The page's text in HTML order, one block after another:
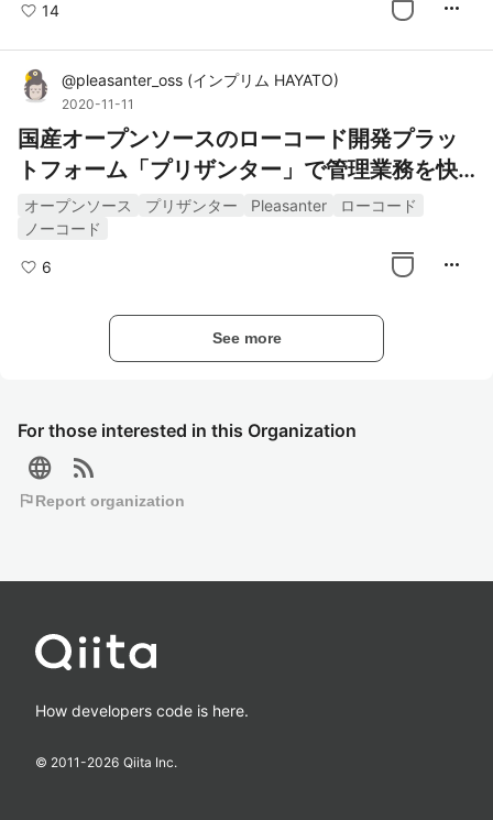
For those interested in this Organization
language rss_feed
flagReport organization
14 more_horiz
@pleasanter_oss (インプリム HAYATO)
2020-11-11
国産オープンソースのローコード開発プラッ
トフォーム「プリザンター」で管理業務を快
適に
オープンソース プリザンター Pleasanter
ローコード
ノーコード
6 more_horiz
See more
How developers code is here.
© 2011-2026 Qiita Inc.